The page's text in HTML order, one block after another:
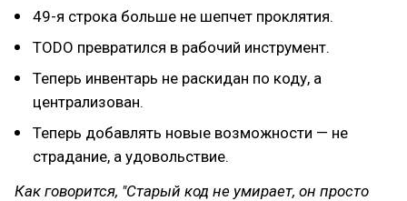
49-я строка больше не шепчет проклятия.
TODO превратился в рабочий инструмент.
Теперь инвентарь не раскидан по коду, а
централизован.
Теперь добавлять новые возможности — не
страдание, а удовольствие.
Как говорится, "Старый код не умирает, он просто